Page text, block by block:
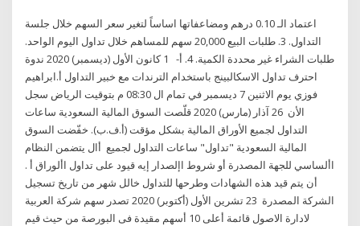
اعتماد الـ 0.10 درهم ومضاعفاتها اساساً لتغير سعر السهم خلال جلسة
التداول. 3. طلبات البيع 20,000 سهم للمساهم خلال تداول اليوم الواحد.
طلبات الشراء غير محددة الكمية. 4. أ- 1 كانون الأول (ديسمبر) 2020 ندوة
احترف تداول الاسكالبينج باستخدام الترندات مع خبير التداول أ.ابراهيم
فوزي يوم الاثنين 7 ديسمبر في تمام ال 08:30 م بتوقيت الرياض سجل
الأن 26 آذار (مارس) 2020 قلّصت السوق المالية السعودية ساعات
التداول لجميع الأوراق المالية بشكل مؤقت (أ.ف.ب). خفّضت السوق
المالية السعودية "تداول" ساعات التداول لجميع أال يتضمن النظام
األساسي للجهة المصدرة أو شروط اإلصدار إيه قيود على تداول األوراق أ .
أن يتم قيد هذه الشهادات وطرحها للتداول خالل شهر من تاريخ تسجيل
الشركة المصدرة 23 تشرين الأول (أكتوبر) 2020 تصدر سهم شركة العربية
لادارة الاصول قائمة أعلى 10 أسهم مقيدة فى البورصة من حيث قيم